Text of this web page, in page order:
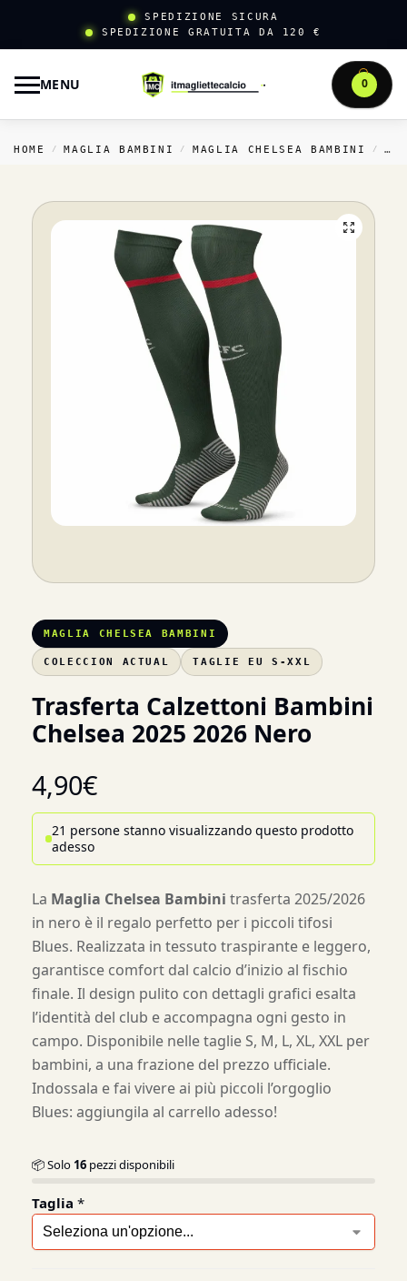
SPEDIZIONE SICURA
SPEDIZIONE GRATUITA DA 120 €
MENU 0
HOME / MAGLIA BAMBINI / MAGLIA CHELSEA BAMBINI /
MAGLIA CHELSEA BAMBINI
COLECCION ACTUAL TAGLIE EU S-XXL
Trasferta Calzettoni Bambini
Chelsea 2025 2026 Nero
4,90€
21 persone stanno visualizzando questo prodotto
adesso
La Maglia Chelsea Bambini trasferta 2025/2026
in nero è il regalo perfetto per i piccoli tifosi
Blues. Realizzata in tessuto traspirante e leggero,
garantisce comfort dal calcio d’inizio al fischio
finale. Il design pulito con dettagli grafici esalta
l’identità del club e accompagna ogni gesto in
campo. Disponibile nelle taglie S, M, L, XL, XXL per
bambini, a una frazione del prezzo ufficiale.
Indossala e fai vivere ai più piccoli l’orgoglio
Blues: aggiungila al carrello adesso!
📦 Solo 16 pezzi disponibili
Taglia *